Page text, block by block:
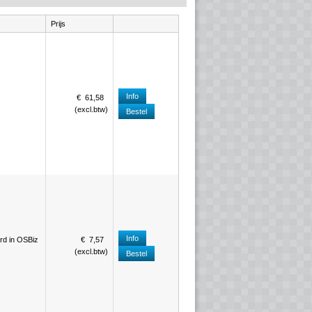
Prijs
€ 61 ,58
(excl.btw)
Info
Bestel
in OSBiz
€ 7 ,57
(excl.btw)
Info
Bestel